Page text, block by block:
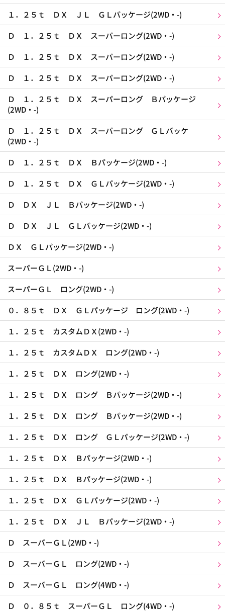
１．２５ｔ ＤＸ ＪＬ ＧＬパッケージ(2WD・-)
Ｄ １．２５ｔ ＤＸ スーパーロング(2WD・-)
Ｄ １．２５ｔ ＤＸ スーパーロング(2WD・-)
Ｄ １．２５ｔ ＤＸ スーパーロング(2WD・-)
Ｄ １．２５ｔ ＤＸ スーパーロング Ｂパッケージ
(2WD・-)
Ｄ １．２５ｔ ＤＸ スーパーロング ＧＬパッケ
(2WD・-)
Ｄ １．２５ｔ ＤＸ Ｂパッケージ(2WD・-)
Ｄ １．２５ｔ ＤＸ ＧＬパッケージ(2WD・-)
Ｄ ＤＸ ＪＬ Ｂパッケージ(2WD・-)
Ｄ ＤＸ ＪＬ ＧＬパッケージ(2WD・-)
ＤＸ ＧＬパッケージ(2WD・-)
スーパーＧＬ(2WD・-)
スーパーＧＬ ロング(2WD・-)
０．８５ｔ ＤＸ ＧＬパッケージ ロング(2WD・-)
１．２５ｔ カスタムＤＸ(2WD・-)
１．２５ｔ カスタムＤＸ ロング(2WD・-)
１．２５ｔ ＤＸ ロング(2WD・-)
１．２５ｔ ＤＸ ロング Ｂパッケージ(2WD・-)
１．２５ｔ ＤＸ ロング Ｂパッケージ(2WD・-)
１．２５ｔ ＤＸ ロング ＧＬパッケージ(2WD・-)
１．２５ｔ ＤＸ Ｂパッケージ(2WD・-)
１．２５ｔ ＤＸ Ｂパッケージ(2WD・-)
１．２５ｔ ＤＸ ＧＬパッケージ(2WD・-)
１．２５ｔ ＤＸ ＪＬ Ｂパッケージ(2WD・-)
Ｄ スーパーＧＬ(2WD・-)
Ｄ スーパーＧＬ ロング(2WD・-)
Ｄ スーパーＧＬ ロング(4WD・-)
Ｄ ０．８５ｔ スーパーＧＬ ロング(4WD・-)